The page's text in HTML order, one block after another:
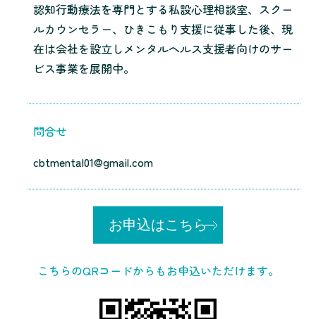
認知行動療法を専門とする私設心理相談室、スクー
ルカウンセラー、ひきこもり支援に従事した後、現
在は会社を設立しメンタルヘルス支援者向けのサー
ビス事業を展開中。
問合せ
cbtmental01@gmail.com
お申込はこちら
こちらのQRコードからもお申込いただけます。